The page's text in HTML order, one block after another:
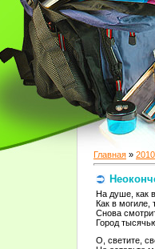
Главная » 2010
На душе, как
Как в могиле,
Снова
Город
О, светите,